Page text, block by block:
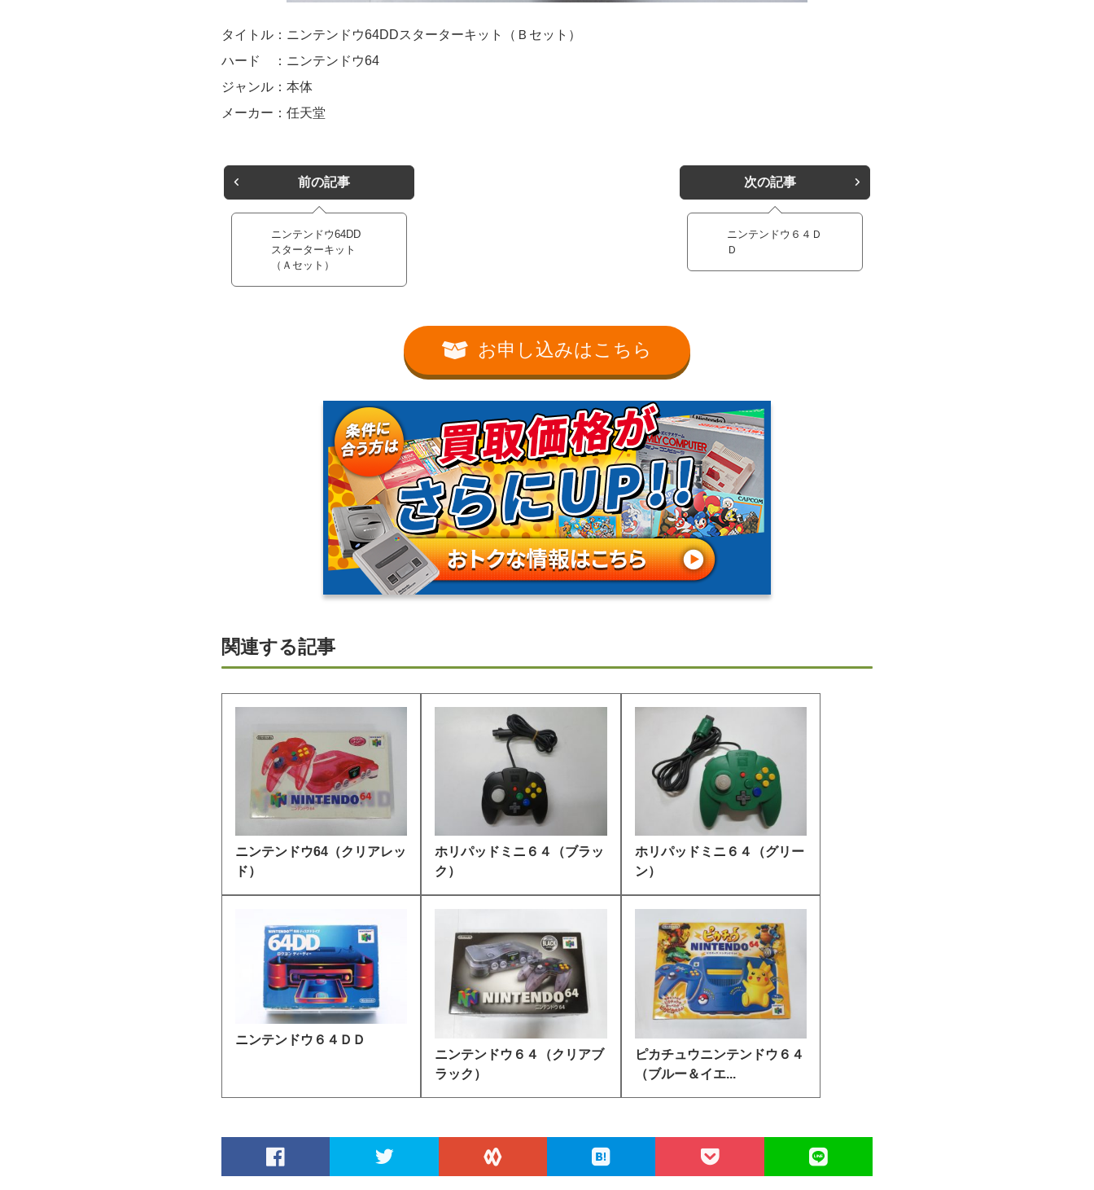
タイトル：ニンテンドウ64DDスターターキット（Ｂセット）
ハード ：ニンテンドウ64
ジャンル：本体
メーカー：任天堂
前の記事
ニンテンドウ64DD
スターターキット
（Ａセット）
次の記事
ニンテンドウ６４Ｄ
Ｄ
お申し込みはこちら
関連する記事
ニンテンドウ64（クリアレッ
ド）
ホリパッドミニ６４（ブラッ
ク）
ホリパッドミニ６４（グリー
ン）
ニンテンドウ６４ＤＤ
ニンテンドウ６４（クリアブ
ラック）
ピカチュウニンテンドウ６４
（ブルー＆イエ...